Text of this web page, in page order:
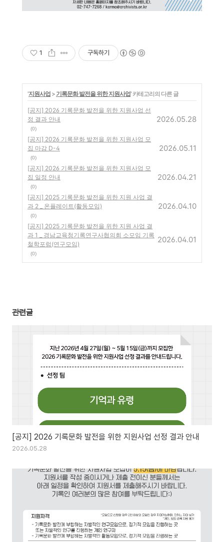
1 구독하기
'지원사업 > 기록문화 발전을 위한 지원사업' 카테고리의 다른 글
[공지] 2026 기록문화 발전을 위한 지원사업 선
정 결과 안내
(0)
2026.05.28
[공지] 2026 기록문화 발전을 위한 지원사업 모
집 마감 D-4
(0)
2026.05.11
[공지] 2026 기록문화 발전을 위한 지원사업 모
집 일정 안내
(0)
2026.04.21
[공지] 2025 기록문화 발전을 위한 지원 사업 결
과 2 _ 온플레이트(활동모임)
(0)
2026.04.10
[공지] 2025 기록문화 발전을 위한 지원 사업 결
과 1 _ 경남교육청기록연구사협의회 소모임 기록
철학포럼(연구모임)
(0)
2026.04.01
관련글
[공지] 2026 기록문화 발전을 위한 지원사업 선정 결과 안내
2026.05.28